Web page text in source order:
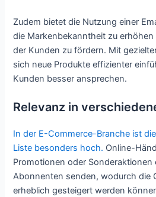
Zudem bietet die Nutzung einer
die Markenbekanntheit zu
der Kunden zu fördern. Mit
sich neue Produkte effizienter
Kunden besser ansprechen.
Relevanz in
In der E-Commerce-Branche ist
Liste besonders hoch. Online-
Promotionen oder Sonderaktionen
Abonnenten senden, wodurch die
erheblich gesteigert werden